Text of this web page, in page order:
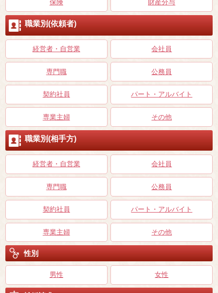
保険 財産分与
職業別(依頼者)
経営者・自営業 会社員
専門職 公務員
契約社員 パート・アルバイト
専業主婦 その他
職業別(相手方)
経営者・自営業 会社員
専門職 公務員
契約社員 パート・アルバイト
専業主婦 その他
性別
男性 女性